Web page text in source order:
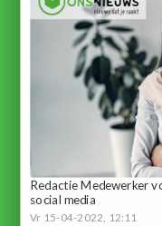
Redactie Medewerker
social media
Vr 15-04-2022, 12:11